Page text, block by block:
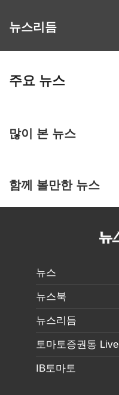
뉴스리듬
주요 뉴스
많이 본 뉴스
함께 볼만한 뉴스
뉴스
뉴스북
뉴스리듬
토마토증권통 Live
IB토마토